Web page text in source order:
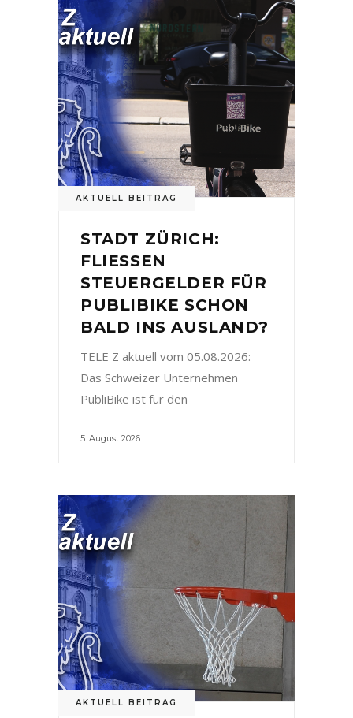
AKTUELL BEITRAG
STADT ZÜRICH:
FLIESSEN
STEUERGELDER FÜR
PUBLIBIKE SCHON
BALD INS AUSLAND?
TELE Z aktuell vom 05.08.2026:
Das Schweizer Unternehmen
PubliBike ist für den
5. August 2026
AKTUELL BEITRAG